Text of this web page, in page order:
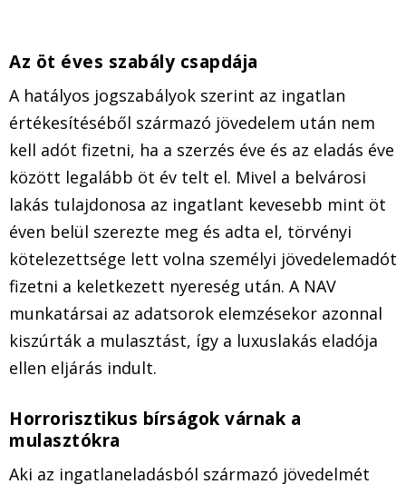
Az öt éves szabály csapdája
A hatályos jogszabályok szerint az ingatlan
értékesítéséből származó jövedelem után nem
kell adót fizetni, ha a szerzés éve és az eladás éve
között legalább öt év telt el. Mivel a belvárosi
lakás tulajdonosa az ingatlant kevesebb mint öt
éven belül szerezte meg és adta el, törvényi
kötelezettsége lett volna személyi jövedelemadót
fizetni a keletkezett nyereség után. A NAV
munkatársai az adatsorok elemzésekor azonnal
kiszúrták a mulasztást, így a luxuslakás eladója
ellen eljárás indult.
Horrorisztikus bírságok várnak a
mulasztókra
Aki az ingatlaneladásból származó jövedelmét